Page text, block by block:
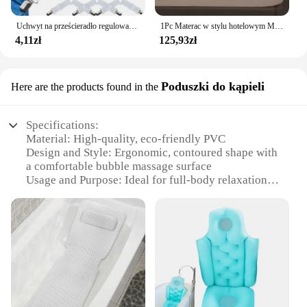
Uchwyt na prześcieradło regulowane elastyczne 12 klipsów uchwyt stały zapięcia na materac koce do przykrycia chwytaków mocujących pasek antypoślizgowy
4,11zł
1Pc Materac w stylu hotelowym Miękka poduszka Domowa sypialnia Mata Tatami Materac Zagęszczony karimata Pojedyncze podwójne łóżko Materac Vrzone
125,93zł
Here are the products found in the Poduszki do kąpieli
Specifications:
Material: High-quality, eco-friendly PVC
Design and Style: Ergonomic, contoured shape with
a comfortable bubble massage surface
Usage and Purpose: Ideal for full-body relaxation
Performance and Property: Durable and resistant to
wear and tear
Parts and Accessories: Comes with a convenient
carry handle for easy transportation
Size: Generously sized to accommodate a variety of
Features: